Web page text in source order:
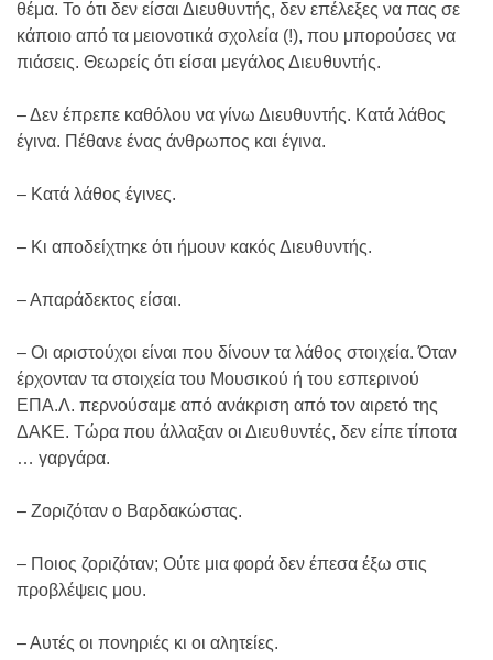
θέμα. Το ότι δεν είσαι Διευθυντής, δεν επέλεξες να πας σε
κάποιο από τα μειονοτικά σχολεία (!), που μπορούσες να
πιάσεις. Θεωρείς ότι είσαι μεγάλος Διευθυντής.
– Δεν έπρεπε καθόλου να γίνω Διευθυντής. Κατά λάθος
έγινα. Πέθανε ένας άνθρωπος και έγινα.
– Κατά λάθος έγινες.
– Κι αποδείχτηκε ότι ήμουν κακός Διευθυντής.
– Απαράδεκτος είσαι.
– Οι αριστούχοι είναι που δίνουν τα λάθος στοιχεία. Όταν
έρχονταν τα στοιχεία του Μουσικού ή του εσπερινού
ΕΠΑ.Λ. περνούσαμε από ανάκριση από τον αιρετό της
ΔΑΚΕ. Τώρα που άλλαξαν οι Διευθυντές, δεν είπε τίποτα
… γαργάρα.
– Ζοριζόταν ο Βαρδακώστας.
– Ποιος ζοριζόταν; Ούτε μια φορά δεν έπεσα έξω στις
προβλέψεις μου.
– Αυτές οι πονηριές κι οι αλητείες.